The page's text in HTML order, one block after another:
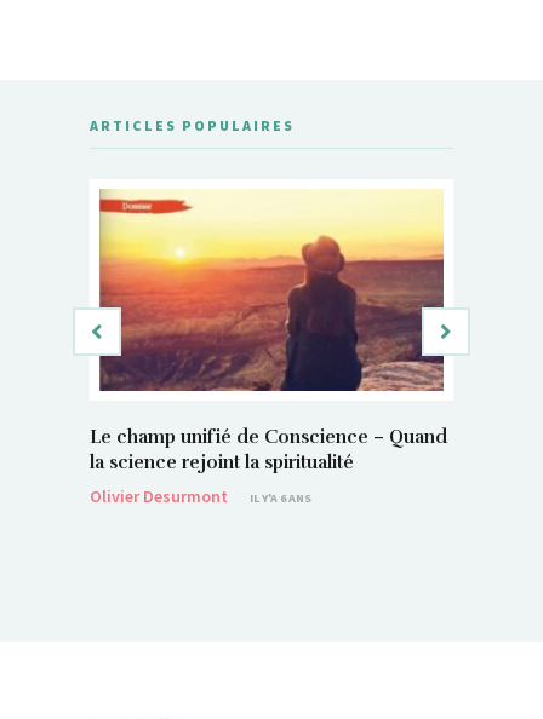
ARTICLES POPULAIRES
Le champ unifié de Conscience – Quand
la science rejoint la spiritualité
Olivier Desurmont
IL Y'A 6 ANS